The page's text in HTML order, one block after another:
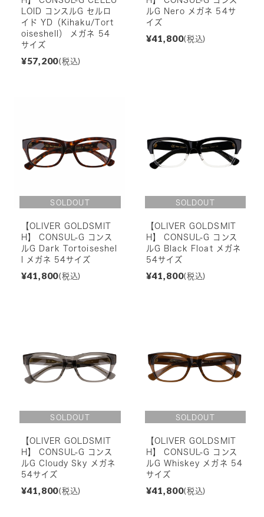
LOID コンスルG セルロ
イド YD（Kihaku/Tort
oiseshell） メガネ 54
サイズ
¥57,200(税込)
ルG Nero メガネ 54サ
イズ
¥41,800(税込)
【OLIVER GOLDSMIT
H】 CONSUL-G コンス
ルG Dark Tortoiseshel
l メガネ 54サイズ
¥41,800(税込)
【OLIVER GOLDSMIT
H】 CONSUL-G コンス
ルG Black Float メガネ
54サイズ
¥41,800(税込)
【OLIVER GOLDSMIT
H】 CONSUL-G コンス
ルG Cloudy Sky メガネ
54サイズ
¥41,800(税込)
【OLIVER GOLDSMIT
H】 CONSUL-G コンス
ルG Whiskey メガネ 54
サイズ
¥41,800(税込)